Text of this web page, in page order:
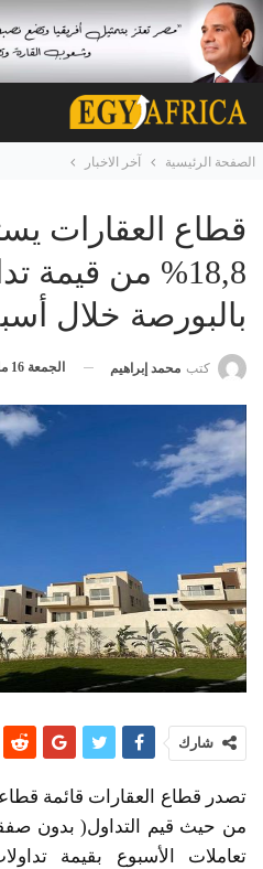
الصفحة الرئيسية آخر الاخبار
قطاع العقارات
18,8% من قيمة
بالبورصة خلال
كتب محمد إبراهيم الجمعة 16 مايو, 2025
شارك
تصدر قطاع العقارات قائمة
من حيث قيم التداول( بدون